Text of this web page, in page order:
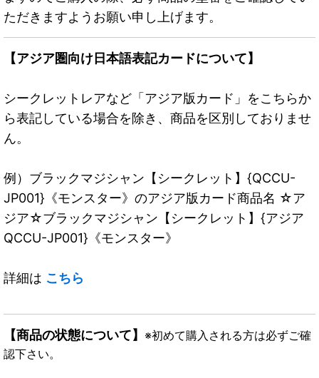
ただきますようお願い申し上げます。
【アジア圏向け日本語表記カードについて】
シークレットレアなど「アジア版カード」をこちらか
ら表記している場合を除き、商品を区別しておりませ
ん。
例）ブラックマジシャン【シークレット】{QCCU-
JP001}《モンスター》のアジア版カード商品名 ☆ア
ジア☆ブラックマジシャン【シークレット】{アジア
QCCU-JP001}《モンスター》
詳細は こちら
【商品の状態について】 ※初めて購入される方は必ずご確
認下さい。